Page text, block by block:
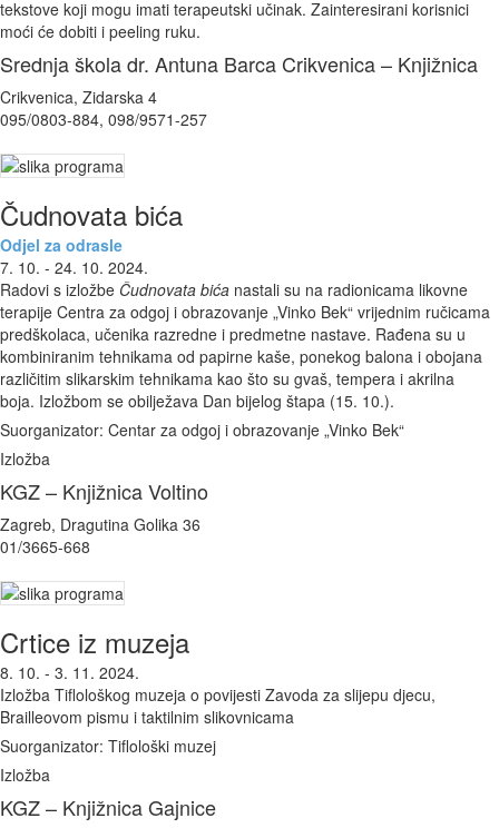
tekstove koji mogu imati terapeutski učinak. Zainteresirani korisnici
moći će dobiti i peeling ruku.
Srednja škola dr. Antuna Barca Crikvenica – Knjižnica
Crikvenica, Zidarska 4
095/0803-884, 098/9571-257
Čudnovata bića
Odjel za odrasle
7. 10. - 24. 10. 2024.
Radovi s izložbe Čudnovata bića nastali su na radionicama likovne
terapije Centra za odgoj i obrazovanje „Vinko Bek“ vrijednim ručicama
predškolaca, učenika razredne i predmetne nastave. Rađena su u
kombiniranim tehnikama od papirne kaše, ponekog balona i obojana
različitim slikarskim tehnikama kao što su gvaš, tempera i akrilna
boja. Izložbom se obilježava Dan bijelog štapa (15. 10.).
Suorganizator: Centar za odgoj i obrazovanje „Vinko Bek“
Izložba
KGZ – Knjižnica Voltino
Zagreb, Dragutina Golika 36
01/3665-668
Crtice iz muzeja
8. 10. - 3. 11. 2024.
Izložba Tiflološkog muzeja o povijesti Zavoda za slijepu djecu,
Brailleovom pismu i taktilnim slikovnicama
Suorganizator: Tiflološki muzej
Izložba
KGZ – Knjižnica Gajnice